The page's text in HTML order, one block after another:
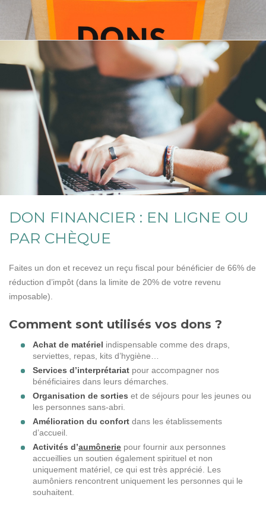
DON FINANCIER : EN LIGNE OU
PAR CHÈQUE
Faites un don et recevez un reçu fiscal pour bénéficier de 66% de
réduction d’impôt (dans la limite de 20% de votre revenu
imposable).
Comment sont utilisés vos dons ?
Achat de matériel indispensable comme des draps,
serviettes, repas, kits d’hygiène…
Services d’interprétariat pour accompagner nos
bénéficiaires dans leurs démarches.
Organisation de sorties et de séjours pour les jeunes ou
les personnes sans-abri.
Amélioration du confort dans les établissements
d’accueil.
Activités d’aumônerie pour fournir aux personnes
accueillies un soutien également spirituel et non
uniquement matériel, ce qui est très apprécié. Les
aumôniers rencontrent uniquement les personnes qui le
souhaitent.